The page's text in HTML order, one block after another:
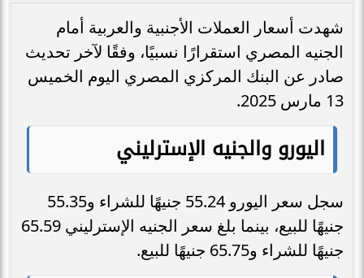
شهدت أسعار العملات الأجنبية والعربية أمام
الجنيه المصري استقرارًا نسبيًا، وفقًا لآخر تحديث
صادر عن البنك المركزي المصري اليوم الخميس
13 مارس 2025.
اليورو والجنيه الإسترليني
سجل سعر اليورو 55.24 جنيهًا للشراء و55.35
جنيهًا للبيع، بينما بلغ سعر الجنيه الإسترليني 65.59
جنيهًا للشراء و65.75 جنيهًا للبيع.